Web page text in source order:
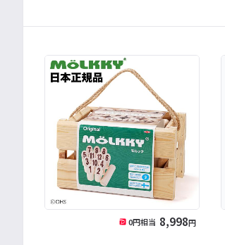
0円相当 8,998円